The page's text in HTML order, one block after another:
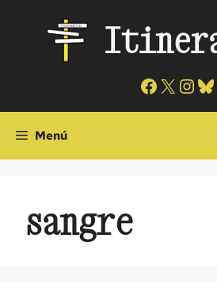
contenido
Facebook
X
Menú
sangre